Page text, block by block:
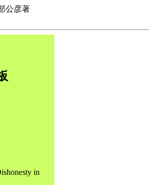
公彦著
in